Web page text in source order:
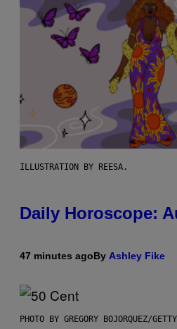
ILLUSTRATION BY REESA.
Daily Horoscope:
47 minutes agoBy Ashley Fike
PHOTO BY GREGORY BOJORQUEZ/